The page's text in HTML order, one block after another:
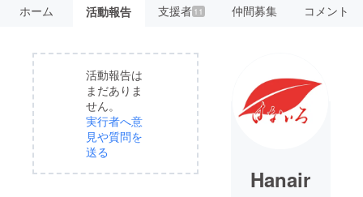
ホーム 活動報告 支援者 11 仲間募集 コメント
活動報告は
まだありま
せん。
実行者へ意
見や質問を
送る
Hanair